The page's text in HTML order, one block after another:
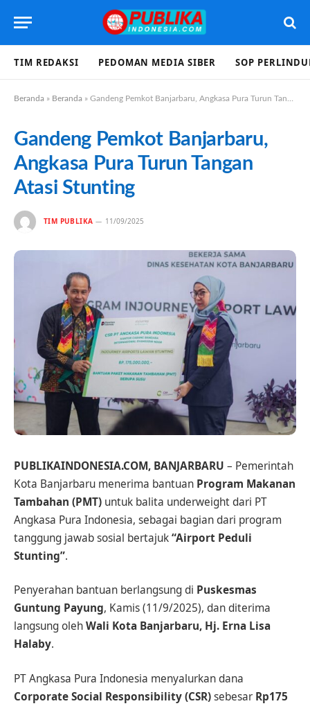
TIM REDAKSI PEDOMAN MEDIA SIBER SOP
Beranda » Beranda » Gandeng Pemkot Banjarbaru, Angkasa Pura Turun Tangan Atasi Stunting
Gandeng Pemkot Banjarbaru,
Angkasa Pura Turun Tangan
Atasi Stunting
TIM PUBLIKA 11/09/2025
PUBLIKAINDONESIA.COM, BANJARBARU – Pemerintah
Kota Banjarbaru menerima bantuan Program Makanan
Tambahan (PMT) untuk balita underweight dari PT
Angkasa Pura Indonesia, sebagai bagian dari program
tanggung jawab sosial bertajuk“Airport Peduli
Stunting”.
Penyerahan bantuan berlangsung di Puskesmas
Guntung Payung, Kamis (11/9/2025), dan diterima
langsung olehWali Kota Banjarbaru, Hj. Erna Lisa
Halaby.
PT Angkasa Pura Indonesia menyalurkan dana
Corporate Social Responsibility (CSR)sebesar Rp175